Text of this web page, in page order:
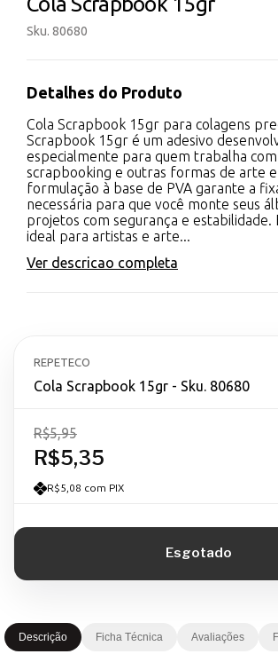
Sku. 80680
Detalhes do Produto
Cola Scrapbook 15gr para colagens
Scrapbook 15gr é um adesivo
especialmente para quem trabalha com
scrapbooking e outras formas de arte
formulação à base de PVA garante a
necessária para que você monte seus
projetos com segurança e estabilidade.
ideal para artistas e arte...
Ver descricao completa
REPETECO
Cola Scrapbook 15gr - Sku. 80680
R$5,35
R$5,95
R$5,08 com PIX
Descrição Ficha Técnica Avaliações